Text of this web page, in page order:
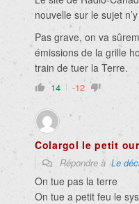
nouvelle sur le sujet
Pas grave, on va
émissions de la grille
train de tuer la Terre.
14 -12
Colargol le petit
Répondre àLe
On tue pas la terre
On tue a petit feu le